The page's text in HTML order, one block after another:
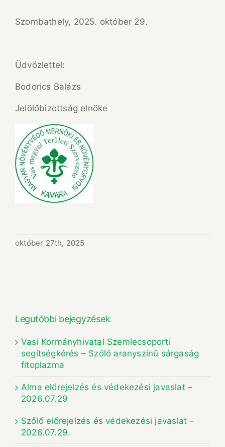
Szombathely, 2025. október 29.
Üdvözlettel:
Bodorics Balázs
Jelölőbizottság elnöke
október 27th, 2025
Legutóbbi bejegyzések
Vasi Kormányhivatal Szemlecsoporti
segítségkérés – Szőlő aranyszínű sárgaság
fitoplazma
Alma előrejelzés és védekezési javaslat –
2026.07.29
Szőlő előrejelzés és védekezési javaslat –
2026.07.29.